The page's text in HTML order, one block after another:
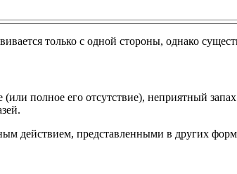
только с одной стороны, однако
полное его отсутствие), неприятный
действием, представленными в других